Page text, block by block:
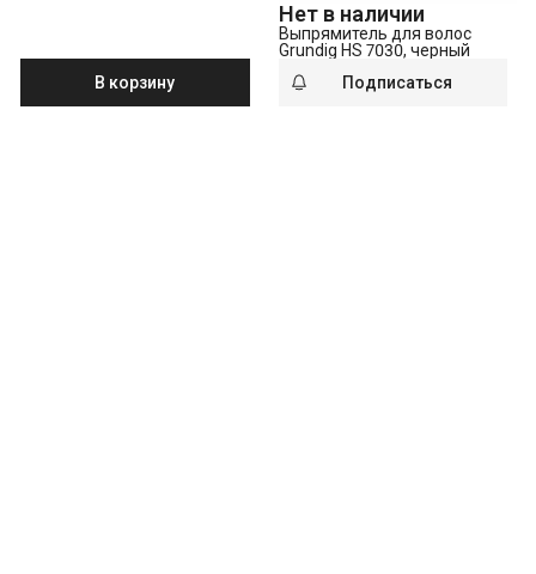
В корзину
Нет в наличии
Выпрямитель для волос
Grundig HS 7030, черный
Подписаться